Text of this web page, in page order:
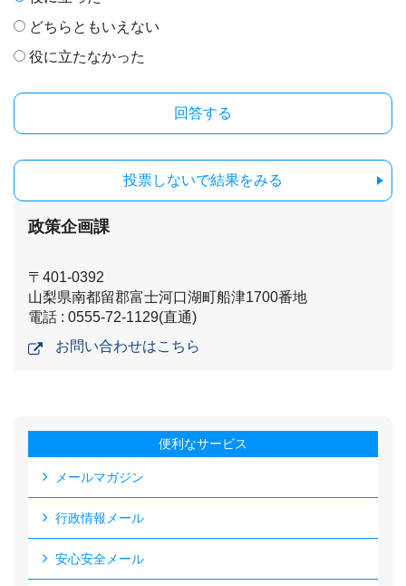
どちらともいえない
役に立たなかった
投票しないで結果をみる
政策企画課
〒401-0392
山梨県南都留郡富士河口湖町船津1700番地
電話 : 0555-72-1129(直通)
お問い合わせはこちら
便利なサービス
メールマガジン
行政情報メール
安心安全メール